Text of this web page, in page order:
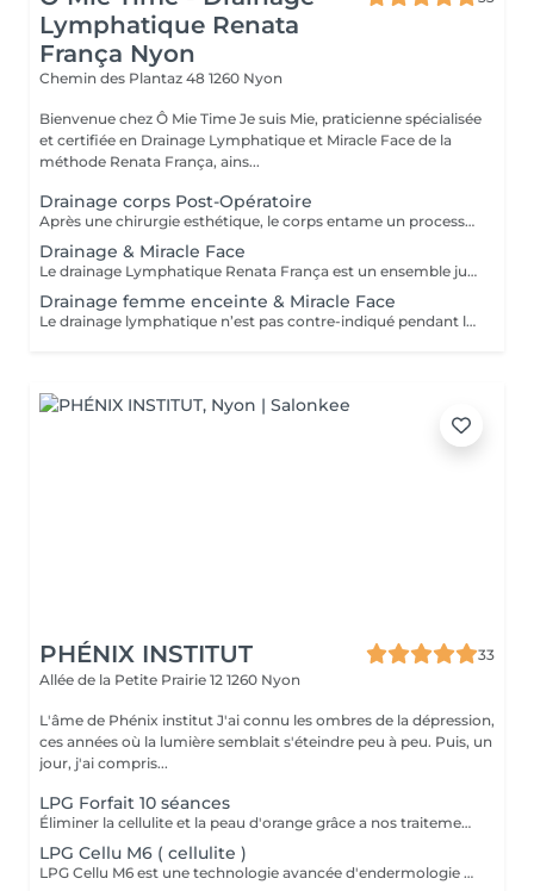
Lymphatique Renata
França Nyon
Chemin des Plantaz 48 1260 Nyon
Bienvenue chez Ô Mie Time Je suis Mie, praticienne spécialisée
et certifiée en Drainage Lymphatique et Miracle Face de la
méthode Renata França, ains...
Drainage corps Post-Opératoire
Après une chirurgie esthétique, le corps entame un processus de récupération intense. Les tissus ont été sollicités, le système lymphatique est mobilisé et il est fréquent d'observer dèmes, gonflements, sensations de tension ou zones plus sensibles. Le drainage post-opératoire est un soin spécialisé qui accompagne cette phase essentielle de guérison. Grâce à des gestes précis et adaptés aux tissus en cicatrisation, il permet de stimuler la circulation lymphatique, favoriser l'élimination des liquides stagnants et soutenir le processus naturel de récupération du corps. Ce soin contribue notamment à : diminuer les dèmes et les gonflements soulager les tensions et l'inconfort prévenir certaines fibroses liées à la cicatrisation améliorer la souplesse et la qualité des tissus accompagner l'évolution harmonieuse du résultat esthétique Le drainage post-opératoire est aujourd'hui considéré comme une étape importante du parcours de chirurgie esthétique, car la qualité de la récupération influence directement le résultat final. Au-delà de la technique, j'ai à cur d'offrir un accompagnement bienveillant et sécurisant dans cette période parfois sensible. Chaque séance est adaptée à votre intervention, à votre stade de récupération et à votre ressenti. ----------> En cure pour des résultats optimaux à partir de 10 séances <----------
Drainage & Miracle Face
Le drainage Lymphatique Renata França est un ensemble judicieux de pressions fermes en rythme accéléré, de pompages et de manœuvres exclusives permettent des résultats immédiats dès la première séance. Le bienfaits du drainage lymphatique Renata França: • Réduit la présence d’œdème au niveau des membres • Meilleure récupération post opératoire • Blessure récente (ecchymose, entorse, fracture ...) • Présence de cicatrices • Insuffisance veineuse • Jambes lourdes • Réduit la rétention d’eau • Elimination des toxines • Elimination de la cellulite aqueuse (peau d’orange) • Rééquilibrage hormonal • Meilleure récupération musculaire • Réduit les ballonnements • Accélération du métabolisme • Renforcement de système immunitaire • Améliore la qualité de la peau • Sensation de légèreté
Drainage femme enceinte & Miracle Face
Le drainage lymphatique n’est pas contre-indiqué pendant la grossesse (si elle se passe bien et d'une manière harmonieuse), il est même recommandé peu importe le stade de la grossesse*. En revanche, aucune pression ne sera exercée sur l’abdomen. Effectivement, le corps des femmes enceintes subit d’importants changements qui peuvent affecter l’ensemble de l’organisme. Le système circulatoire tout entier et le système lymphatique plus précisément sont particulièrement sollicités. Le drainage lymphatique permet donc de réduire certains gonflements et notamment de lutter contre le phénomène trop connu des "jambes lourdes" pendant la grossesse.​ *Demander toujours l'avis du médecin avant de vous faire masser. Si vous avez une grossesse à risque ou avec complications particulières mais que votre médecin juge le drainage bénéfique, son accord par écrit est requis.
PHÉNIX INSTITUT
33
Allée de la Petite Prairie 12 1260 Nyon
L'âme de Phénix institut J'ai connu les ombres de la dépression,
ces années où la lumière semblait s'éteindre peu à peu. Puis, un
jour, j'ai compris...
LPG Forfait 10 séances
Éliminer la cellulite et la peau d'orange grâce a nos traitements spécifiques qui réduisent l'inflammation sous cutanée. Des résultats visibles des les premières séances et un suivi personnalisé vous attendent chez Aroma végétal .
LPG Cellu M6 ( cellulite )
LPG Cellu M6 est une technologie avancée d'endermologie qui utilise des rouleaux motorisés pour masser en profondeur les tissus cutanés. Ce traitement stimule la circulation sanguine et lymphatique, aidant à décomposer les cellules graisseuses et à lisser la peau. L'endermologie est efficace pour réduire la cellulite, les amas graisseux localisés et améliorer la fermeté et l'élasticité de la peau. LPG Cellu M6 peut être utilisé sur différentes parties du corps, telles que les cuisses, l'abdomen et les bras, offrant des résultats visibles et durables.